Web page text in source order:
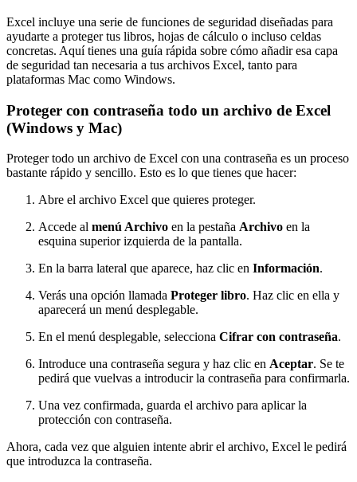
Excel incluye una serie de funciones de seguridad diseñadas para
ayudarte a proteger tus libros, hojas de cálculo o incluso celdas
concretas. Aquí tienes una guía rápida sobre cómo añadir esa capa
de seguridad tan necesaria a tus archivos Excel, tanto para
plataformas Mac como Windows.
Proteger con contraseña todo un archivo de Excel
(Windows y Mac)
Proteger todo un archivo de Excel con una contraseña es un proceso
bastante rápido y sencillo. Esto es lo que tienes que hacer:
Abre el archivo Excel que quieres proteger.
Accede al menú Archivo en la pestaña Archivo en la
esquina superior izquierda de la pantalla.
En la barra lateral que aparece, haz clic en Información.
Verás una opción llamada Proteger libro. Haz clic en ella y
aparecerá un menú desplegable.
En el menú desplegable, selecciona Cifrar con contraseña.
Introduce una contraseña segura y haz clic en Aceptar. Se te
pedirá que vuelvas a introducir la contraseña para confirmarla.
Una vez confirmada, guarda el archivo para aplicar la
protección con contraseña.
Ahora, cada vez que alguien intente abrir el archivo, Excel le pedirá
que introduzca la contraseña.